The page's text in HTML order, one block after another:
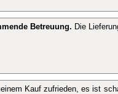
Betreuung. Die
Kauf zufrieden, es ist